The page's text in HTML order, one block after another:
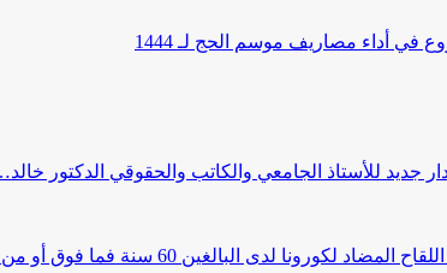
في أداء مصاريف موسم الحج لـ 1444
جديد للأستاذ الجامعي والكاتب والحقوقي الدكتور
لكورونا لدى البالغين 60 سنة فما فوق أو من…